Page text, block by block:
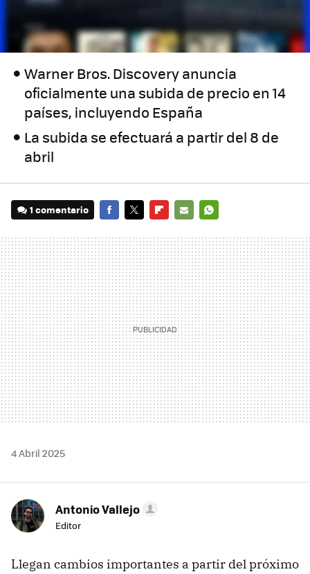
Warner Bros. Discovery anuncia
oficialmente una subida de precio en 14
países, incluyendo España
La subida se efectuará a partir del 8 de
abril
1 comentario
MAIL
4 Abril 2025
Antonio Vallejo
Editor
Llegan cambios importantes a partir del próximo